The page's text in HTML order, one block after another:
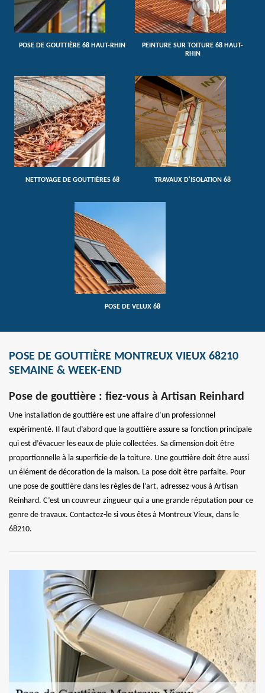
POSE DE GOUTTIÈRE 68 HAUT-RHIN
PEINTURE SUR TOITURE 68 HAUT-
RHIN
NETTOYAGE DE GOUTTIÈRES 68 TRAVAUX D'ISOLATION 68
POSE DE VELUX 68
POSE DE GOUTTIÈRE MONTREUX VIEUX 68210
SEMAINE & WEEK-END
Pose de gouttière : fiez-vous à Artisan Reinhard
Une installation de gouttière est une affaire d’un professionnel
expérimenté. Il faut d’abord que la gouttière assure sa fonction principale
qui est d’évacuer les eaux de pluie collectées. Sa dimension doit être
proportionnelle à la superficie de la toiture. Une gouttière doit être aussi
un élément de décoration de la maison. La pose doit être parfaite. Pour
une pose de gouttière dans les règles de l’art, adressez-vous à Artisan
Reinhard. C’est un couvreur zingueur qui a une grande réputation pour ce
genre de travaux. Contactez-le si vous êtes à Montreux Vieux, dans le
68210.